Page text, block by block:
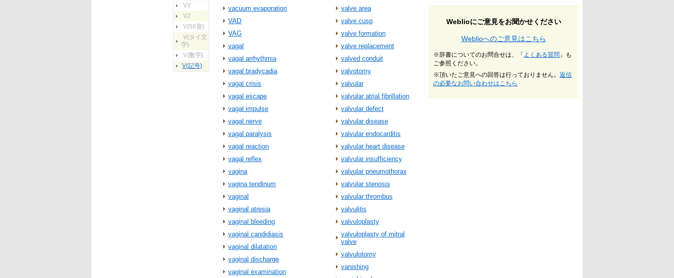
VY
VZ
V(50音)
V(タイ文
字)
V(数字)
V(記号)
vacuum evaporation
VAD
VAG
vagal
vagal arrhythmia
vagal bradycadia
vagal crisis
vagal escape
vagal impulse
vagal nerve
vagal paralysis
vagal reaction
vagal reflex
vagina
vagina tendinum
vaginal
vaginal atresia
vaginal bleeding
vaginal candidiasis
vaginal dilatation
vaginal discharge
vaginal examination
valve area
valve cusp
valve formation
valve replacement
valved conduit
valvotomy
valvular
valvular atrial fibrillation
valvular defect
valvular disease
valvular endocarditis
valvular heart disease
valvular insufficiency
valvular pneumothorax
valvular stenosis
valvular thrombus
valvulitis
valvuloplasty
valvuloplasty of mitral
valve
valvulotomy
vanishing
Weblioにご意見をお聞かせください
Weblioへのご意見はこちら
※辞書についてのお問合せは、「 よくある質問 」も
ご参照ください。
※頂いたご意見への回答は行っておりません。 返信
の必要なお問い合わせはこちら